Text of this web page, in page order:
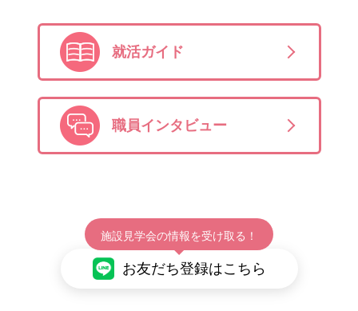
就活ガイド
職員インタビュー
施設見学会の情報を受け取る！
お友だち登録はこちら